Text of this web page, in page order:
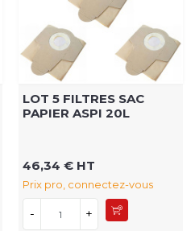
LOT 5 FILTRES SAC
PAPIER ASPI 20L
46,34 € HT
Prix pro, connectez-vous
- +